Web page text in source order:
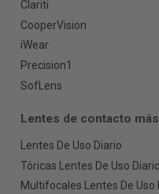
Clariti
CooperVision
iWear
Precision1
SofLens
Lentes de contacto
Lentes De Uso Diario
Tóricas Lentes De Uso Diario
Multifocales Lentes De Uso